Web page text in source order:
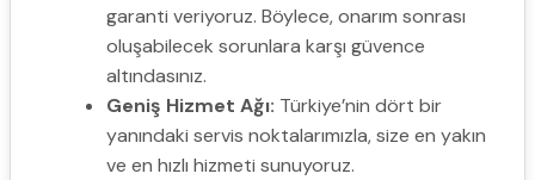
garanti veriyoruz. Böylece, onarım sonrası
oluşabilecek sorunlara karşı güvence
altındasınız.
Geniş Hizmet Ağı: Türkiye’nin dört bir
yanındaki servis noktalarımızla, size en yakın
ve en hızlı hizmeti sunuyoruz.